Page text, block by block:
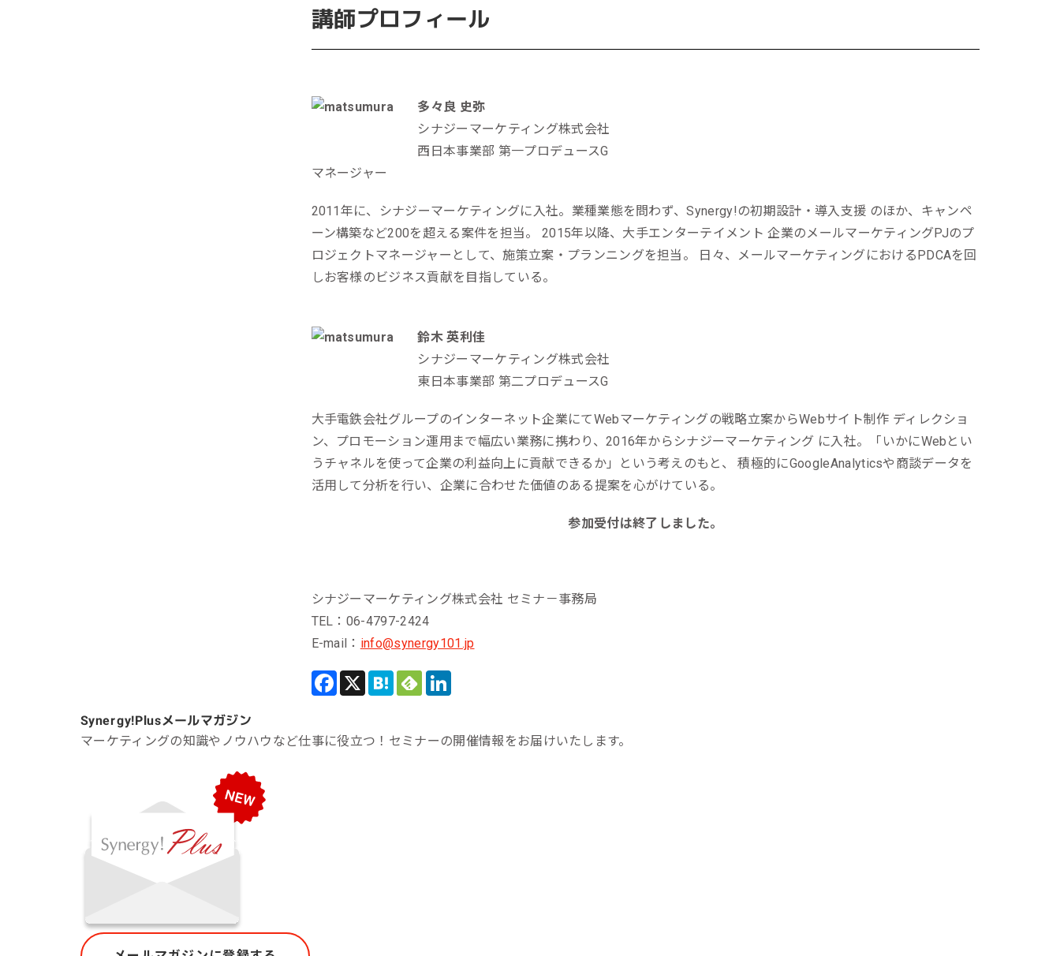
講師プロフィール
多々良 史弥
シナジーマーケティング株式会社
西日本事業部 第一プロデュースG
マネージャー
2011年に、シナジーマーケティングに入社。業種業態を問わず、Synergy!の初期設計・導入支援 のほか、キャンペ
ーン構築など200を超える案件を担当。 2015年以降、大手エンターテイメント 企業のメールマーケティングPJのプ
ロジェクトマネージャーとして、施策立案・プランニングを担当。 日々、メールマーケティングにおけるPDCAを回
しお客様のビジネス貢献を目指している。
鈴木 英利佳
シナジーマーケティング株式会社
東日本事業部 第二プロデュースG
大手電鉄会社グループのインターネット企業にてWebマーケティングの戦略立案からWebサイト制作 ディレクショ
ン、プロモーション運用まで幅広い業務に携わり、2016年からシナジーマーケティング に入社。「いかにWebとい
うチャネルを使って企業の利益向上に貢献できるか」という考えのもと、 積極的にGoogleAnalyticsや商談データを
活用して分析を行い、企業に合わせた価値のある提案を心がけている。
参加受付は終了しました。
シナジーマーケティング株式会社 セミナ－事務局
TEL：06-4797-2424
E-mail： info@synergy101.jp
Synergy!Plusメールマガジン
マーケティングの知識やノウハウなど仕事に役立つ！セミナーの開催情報をお届けいたします。